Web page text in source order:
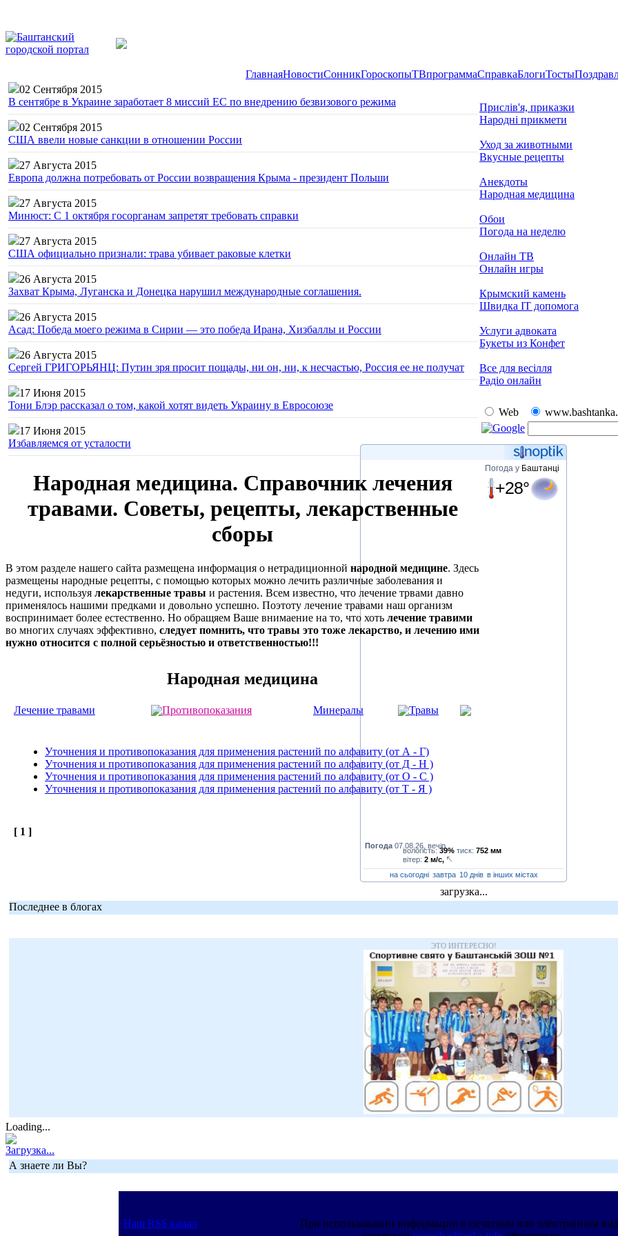
ГлавнаяНовостиСонникГороскопыТВпрограммаСправкаБлогиТосты
02 Сентября 2015
В сентябре в Украине заработает 8 миссий ЕС по внедрению безвизового режима
02 Сентября 2015
США ввели новые санкции в отношении России
27 Августа 2015
Европа должна потребовать от России возвращения Крыма - президент Польши
27 Августа 2015
Минюст: С 1 октября госорганам запретят требовать справки
27 Августа 2015
США официально признали: трава убивает раковые клетки
26 Августа 2015
Захват Крыма, Луганска и Донецка нарушил международные соглашения.
26 Августа 2015
Асад: Победа моего режима в Сирии — это победа Ирана, Хизбаллы и России
26 Августа 2015
Сергей ГРИГОРЬЯНЦ: Путин зря просит пощады, ни он, ни, к несчастью, Россия ее не получат
17 Июня 2015
Тони Блэр рассказал о том, какой хотят видеть Украину в Евросоюзе
17 Июня 2015
Избавляемся от усталости
Народная медицина. Справочник лечения
травами. Советы, рецепты, лекарственные
сборы
В этом разделе нашего сайта размещена информация о нетрадиционной народной медицине. Здесь
размещены народные рецепты, с помощью которых можно лечить различные заболевания и
недуги, используя лекарственные травы и растения. Всем известно, что лечение трвами давно
применялось нашими предками и довольно успешно. Поэтоту лечение травами наш организм
воспринимает более естественно. Но обращяем Ваше внимаение на то, что хоть лечение травими
во многих случаях эффективно, следует помнить, что травы это тоже лекарство, и лечению ими
нужно относится с полной серьёзностью и ответственностью!!!
Народная медицина
Лечение травами Противопоказания Минералы Травы
Уточнения и противопоказания для применения растений по алфавиту (от А - Г)
Уточнения и противопоказания для применения растений по алфавиту (от Д - Н )
Уточнения и противопоказания для применения растений по алфавиту (от О - С )
Уточнения и противопоказания для применения растений по алфавиту (от Т - Я )
[ 1 ]
Прислів'я, приказки
Народні прикмети
Уход за животными
Вкусные рецепты
Анекдоты
Народная медицина
Обои
Погода на неделю
Онлайн ТВ
Онлайн игры
Крымский камень
Швидка ІТ допомога
Услуги адвоката
Букеты из Конфет
Все для весілля
Радіо онлайн
Web
Погода 07.08.26, вечір
Погода у Баштанці
+28°
вологість:39% тиск: 752 мм
вітер: 2 м/с,
на сьогодні завтра 10 днів в інших містах
загрузка...
Последнее в блогах
ЭТО ИНТЕРЕСНО!
Loading...
Загрузка...
А знаете ли Вы?
Наш RSS канал
При использовании информации в печатном или электронном